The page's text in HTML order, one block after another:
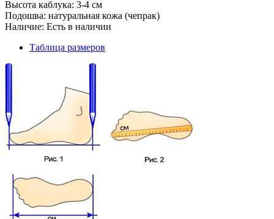
Высота каблука: 3-4 см
Подошва: натуральная кожа (чепрак)
Наличие: Есть в наличии
Таблица размеров